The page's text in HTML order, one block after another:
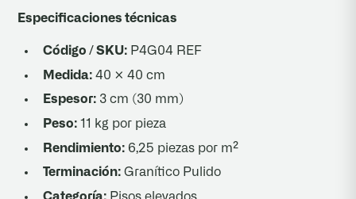
Especificaciones técnicas
Código / SKU: P4G04 REF
Medida:40 × 40 cm
Espesor: 3 cm (30 mm)
Peso:11 kg por pieza
Rendimiento: 6,25 piezas por m²
Terminación:Granítico Pulido
Categoría: Pisos elevados